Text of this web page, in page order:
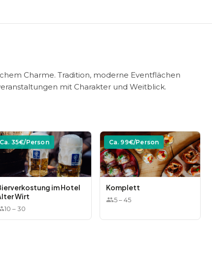
Charme. Tradition, moderne Eventflächen
mit Charakter und Weitblick.
Ca. 35€/Person
im Hotel
Wirt
10 –30
Ca. 99€/Person
Komplett
5–45